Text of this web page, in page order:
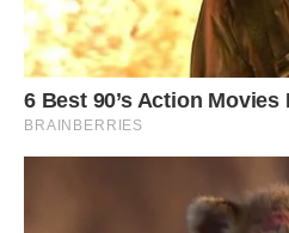
Холодну картоплю натерти на
додати до картоплі жовток,
вершкове тепле масло.
Щоб картопляне тісто не
картопляний крохмаль, ним